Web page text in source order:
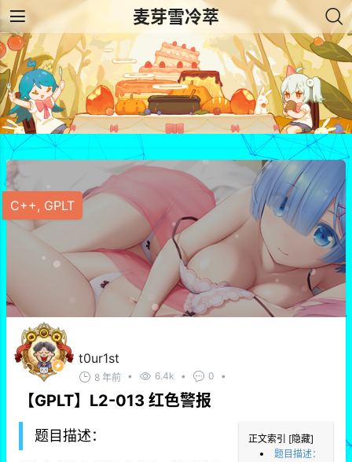
麦芽雪冷萃
t0ur1st
8 年前 • 6.4k • 0 •
【GPLT】L2-013 红色警报
正文索引 [隐藏]
题目描述：
题目描述：
C++, GPLT